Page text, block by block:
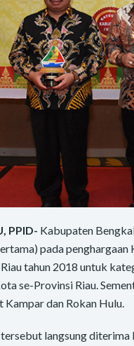
PPID- Kabupaten
pada penghargaan
tahun 2018 untuk
se-Provinsi Riau.
Kampar dan Rokan Hulu.
tersebut langsung